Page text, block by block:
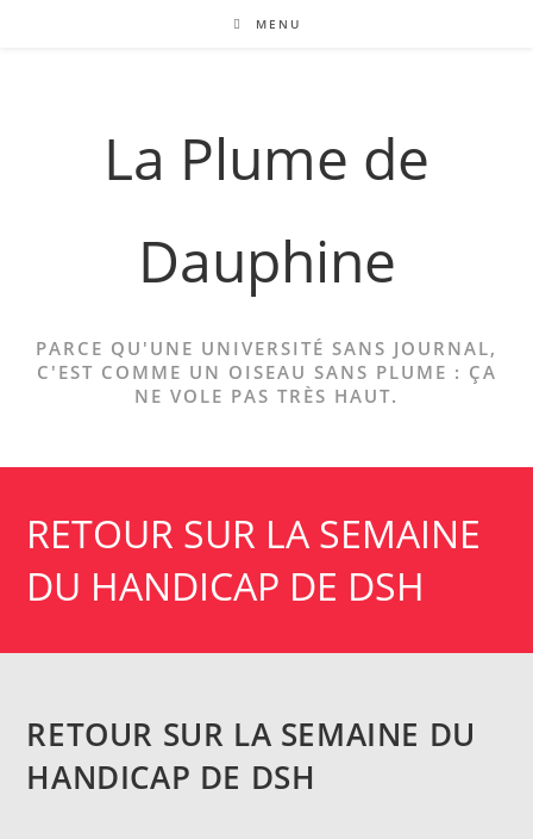
MENU
La Plume de
Dauphine
PARCE QU'UNE UNIVERSITÉ SANS JOURNAL,
C'EST COMME UN OISEAU SANS PLUME : ÇA
NE VOLE PAS TRÈS HAUT.
RETOUR SUR LA SEMAINE
DU HANDICAP DE DSH
RETOUR SUR LA SEMAINE DU
HANDICAP DE DSH